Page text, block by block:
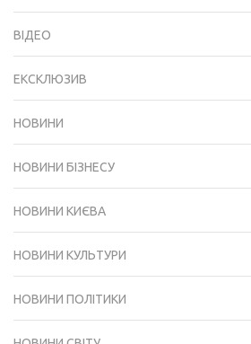
ВІДЕО
ЕКСКЛЮЗИВ
НОВИНИ
НОВИНИ БІЗНЕСУ
НОВИНИ КИЄВА
НОВИНИ КУЛЬТУРИ
НОВИНИ ПОЛІТИКИ